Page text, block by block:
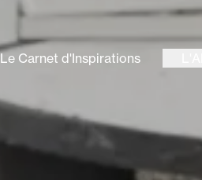
Le Carnet d'Inspirations